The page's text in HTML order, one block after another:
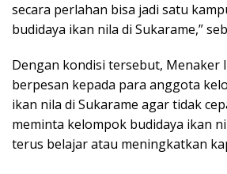
secara perlahan bisa jadi satu
budidaya ikan nila di Sukarame,”
Dengan kondisi tersebut, Menaker
berpesan kepada para anggota
ikan nila di Sukarame agar tidak
meminta kelompok budidaya ikan
terus belajar atau meningkatkan